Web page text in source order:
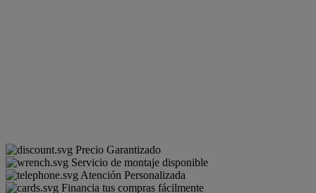
Precio Garantizado
Servicio de montaje disponible
Atención Personalizada
Financia tus compras fácilmente